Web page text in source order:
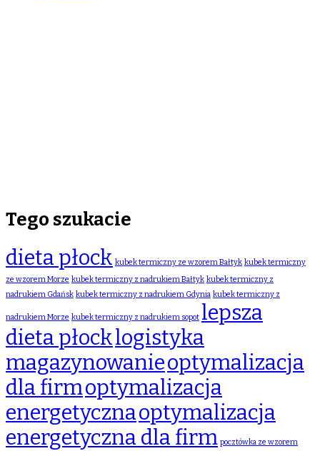
Tego szukacie
dieta płock kubek termiczny ze wzorem Bałtyk kubek termiczny
ze wzorem Morze kubek termiczny z nadrukiem Bałtyk kubek termiczny z
nadrukiem Gdańsk kubek termiczny z nadrukiem Gdynia kubek termiczny z
nadrukiem Morze kubek termiczny z nadrukiem sopot lepsza
dieta płocklogistyka
magazynowanieoptymalizacja
dla firmoptymalizacja
energetycznaoptymalizacja
energetyczna dla firm pocztówka ze wzorem